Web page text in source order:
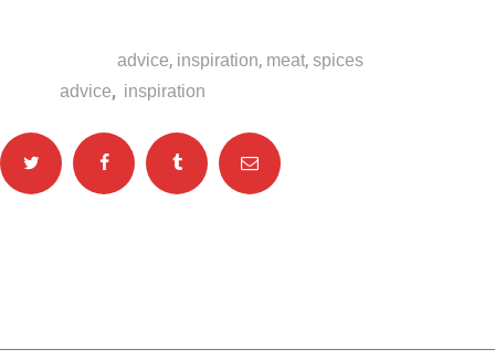
advice, inspiration, meat,spices
advice, inspiration